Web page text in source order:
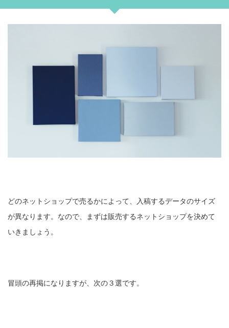
どのネットショップで売るかによって、入稿するデータのサイズ
が異なります。なので、まずは販売するネットショップを決めて
いきましょう。
冒頭の再掲になりますが、次の３選です。